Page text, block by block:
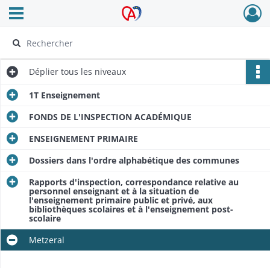
Archives Alsace - Colmar
Ouvrir le menu déroulant
Déplier tous les niveaux
1T Enseignement
FONDS DE L'INSPECTION ACADÉMIQUE
ENSEIGNEMENT PRIMAIRE
Dossiers dans l'ordre alphabétique des communes
Rapports d'inspection, correspondance relative au
personnel enseignant et à la situation de
l'enseignement primaire public et privé, aux
bibliothèques scolaires et à l'enseignement post-
scolaire
Metzeral